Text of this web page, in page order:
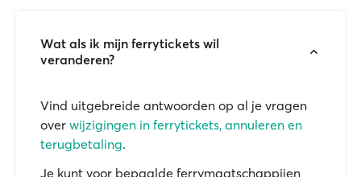
Wat als ik mijn ferrytickets wil
veranderen?
Vind uitgebreide antwoorden op al je vragen
over wijzigingen in ferrytickets, annuleren en
terugbetaling.
Je kunt voor bepaalde ferrymaatschappijen